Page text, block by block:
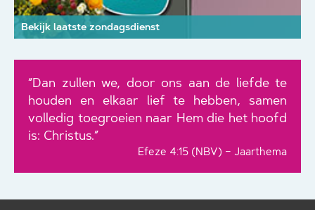
Bekijk laatste zondagsdienst
“Dan zullen we, door ons aan de liefde te
houden en elkaar lief te hebben, samen
volledig toegroeien naar Hem die het hoofd
is: Christus.”
Efeze 4:15 (NBV) – Jaarthema